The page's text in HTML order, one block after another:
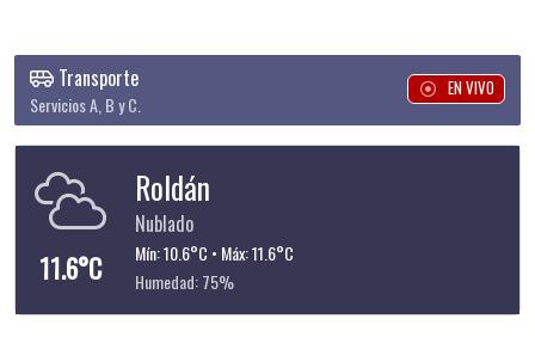
Transporte
Servicios A, B y C.
EN VIVO
11.6°C
Roldán
Nublado
Mín: 10.6°C • Máx: 11.6°C
Humedad: 75%